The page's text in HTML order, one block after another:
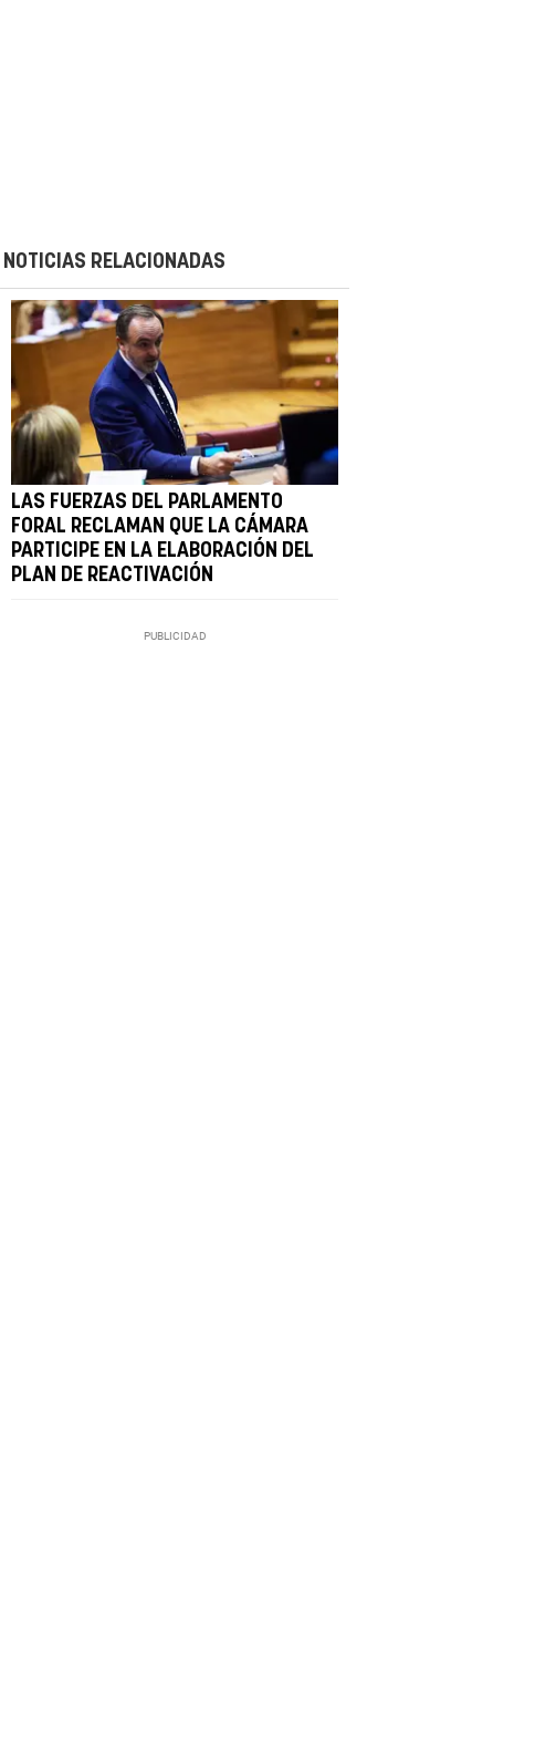
NOTICIAS RELACIONADAS
LAS FUERZAS DEL PARLAMENTO
FORAL RECLAMAN QUE LA CÁMARA
PARTICIPE EN LA ELABORACIÓN DEL
PLAN DE REACTIVACIÓN